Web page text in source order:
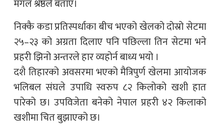
मंगल श्रेष्ठले बताए।
निक्कै कडा प्रतिस्पर्धाका बीच भएको खेलको दोस्रो सेटमा
२५–२३ को अग्रता दिलाए पनि पछिल्ला तिन सेटमा भने
प्रहरी झिनो अन्तरले हार व्यहोर्न बाध्य भयो ।
दशै तिहारको अवसरमा भएको मैत्रिपुर्ण खेलमा आयोजक
भलिबल संघले उपाधि स्वरुप ८२ किलोको खशी हात
पारेको छ। उपविजेता बनेको नेपाल प्रहरी ४२ किलाको
खशीमा चित बुझाएको छ।